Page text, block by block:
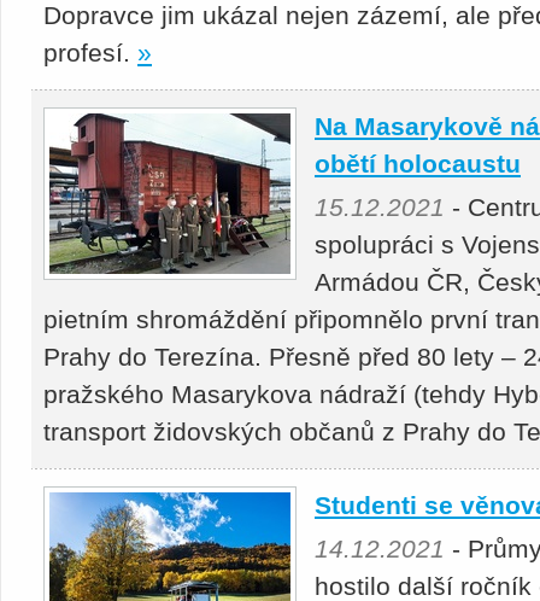
Dopravce jim ukázal nejen zázemí, ale
profesí. »
Na Masarykově
obětí holocaustu
15.12.2021 -
spolupráci s
Armádou ČR,
pietním shromáždění připomnělo první
Prahy do Terezína. Přesně před 80 lety –
pražského Masarykova nádraží (tehdy
transport židovských občanů z Prahy do
Studenti se
14.12.2021 -
hostilo další